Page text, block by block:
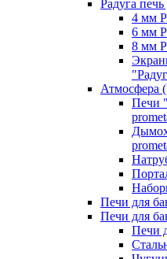
Радуга
4 мм
6 мм
8 мм
Атмосфера
Печи
Печи для
Печи для
Печи